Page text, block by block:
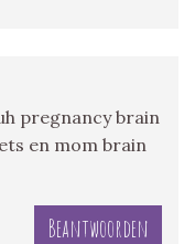
pregnancy brain
en mom brain
Beantwoorden